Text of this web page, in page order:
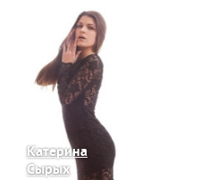
Катерина
Сырых